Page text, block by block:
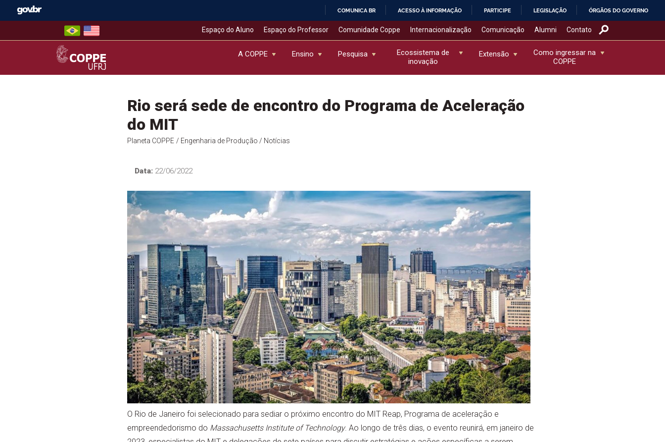
COMUNICA BR ACESSO À INFORMAÇÃO PARTICIPE LEGISLAÇÃO ÓRGÃOS DO GOVERNO
Espaço do Aluno Espaço do Professor Comunidade Coppe Internacionalização Comunicação Alumni Contato
COPPE – UFRJ
A COPPE Ensino Pesquisa
Ecossistema de
inovação
Extensão
Como ingressar na
COPPE
Rio será sede de encontro do Programa de Aceleração
do MIT
Planeta COPPE / Engenharia de Produção / Notícias
Data:22/06/2022
O Rio de Janeiro foi selecionado para sediar o próximo encontro do MIT Reap, Programa de aceleração e
empreendedorismo do Massachusetts Institute of Technology. Ao longo de três dias, o evento reunirá, em janeiro de